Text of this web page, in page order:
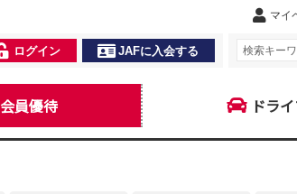
マイ
ログイン JAFに入会する
会員優待 ドラ